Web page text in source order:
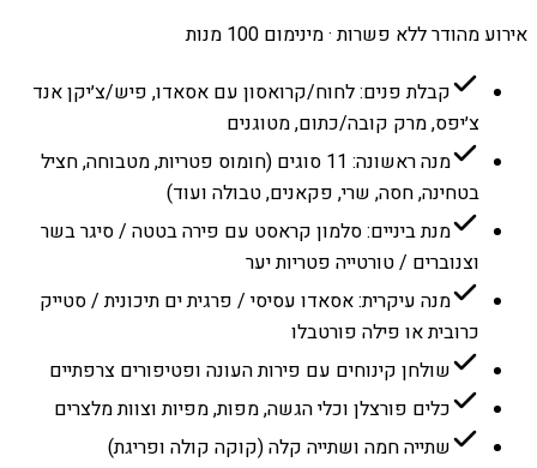
אירוע מהודר ללא פשרות · מינימום 100 מנות
קבלת פנים: לחוח/קרואסון עם אסאדו, פיש/צ׳יקן אנד
צ׳יפס, מרק קובה/כתום, מטוגנים
מנה ראשונה: 11 סוגים (חומוס פטריות, מטבוחה, חציל
בטחינה, חסה, שרי, פקאנים, טבולה ועוד)
מנת ביניים: סלמון קראסט עם פירה בטטה / סיגר בשר
וצנוברים / טורטייה פטריות יער
מנה עיקרית: אסאדו עסיסי / פרגית ים תיכונית / סטייק
כרובית או פילה פורטבלו
שולחן קינוחים עם פירות העונה ופטיפורים צרפתיים
כלים פורצלן וכלי הגשה, מפות, מפיות וצוות מלצרים
שתייה חמה ושתייה קלה (קוקה קולה ופריגת)